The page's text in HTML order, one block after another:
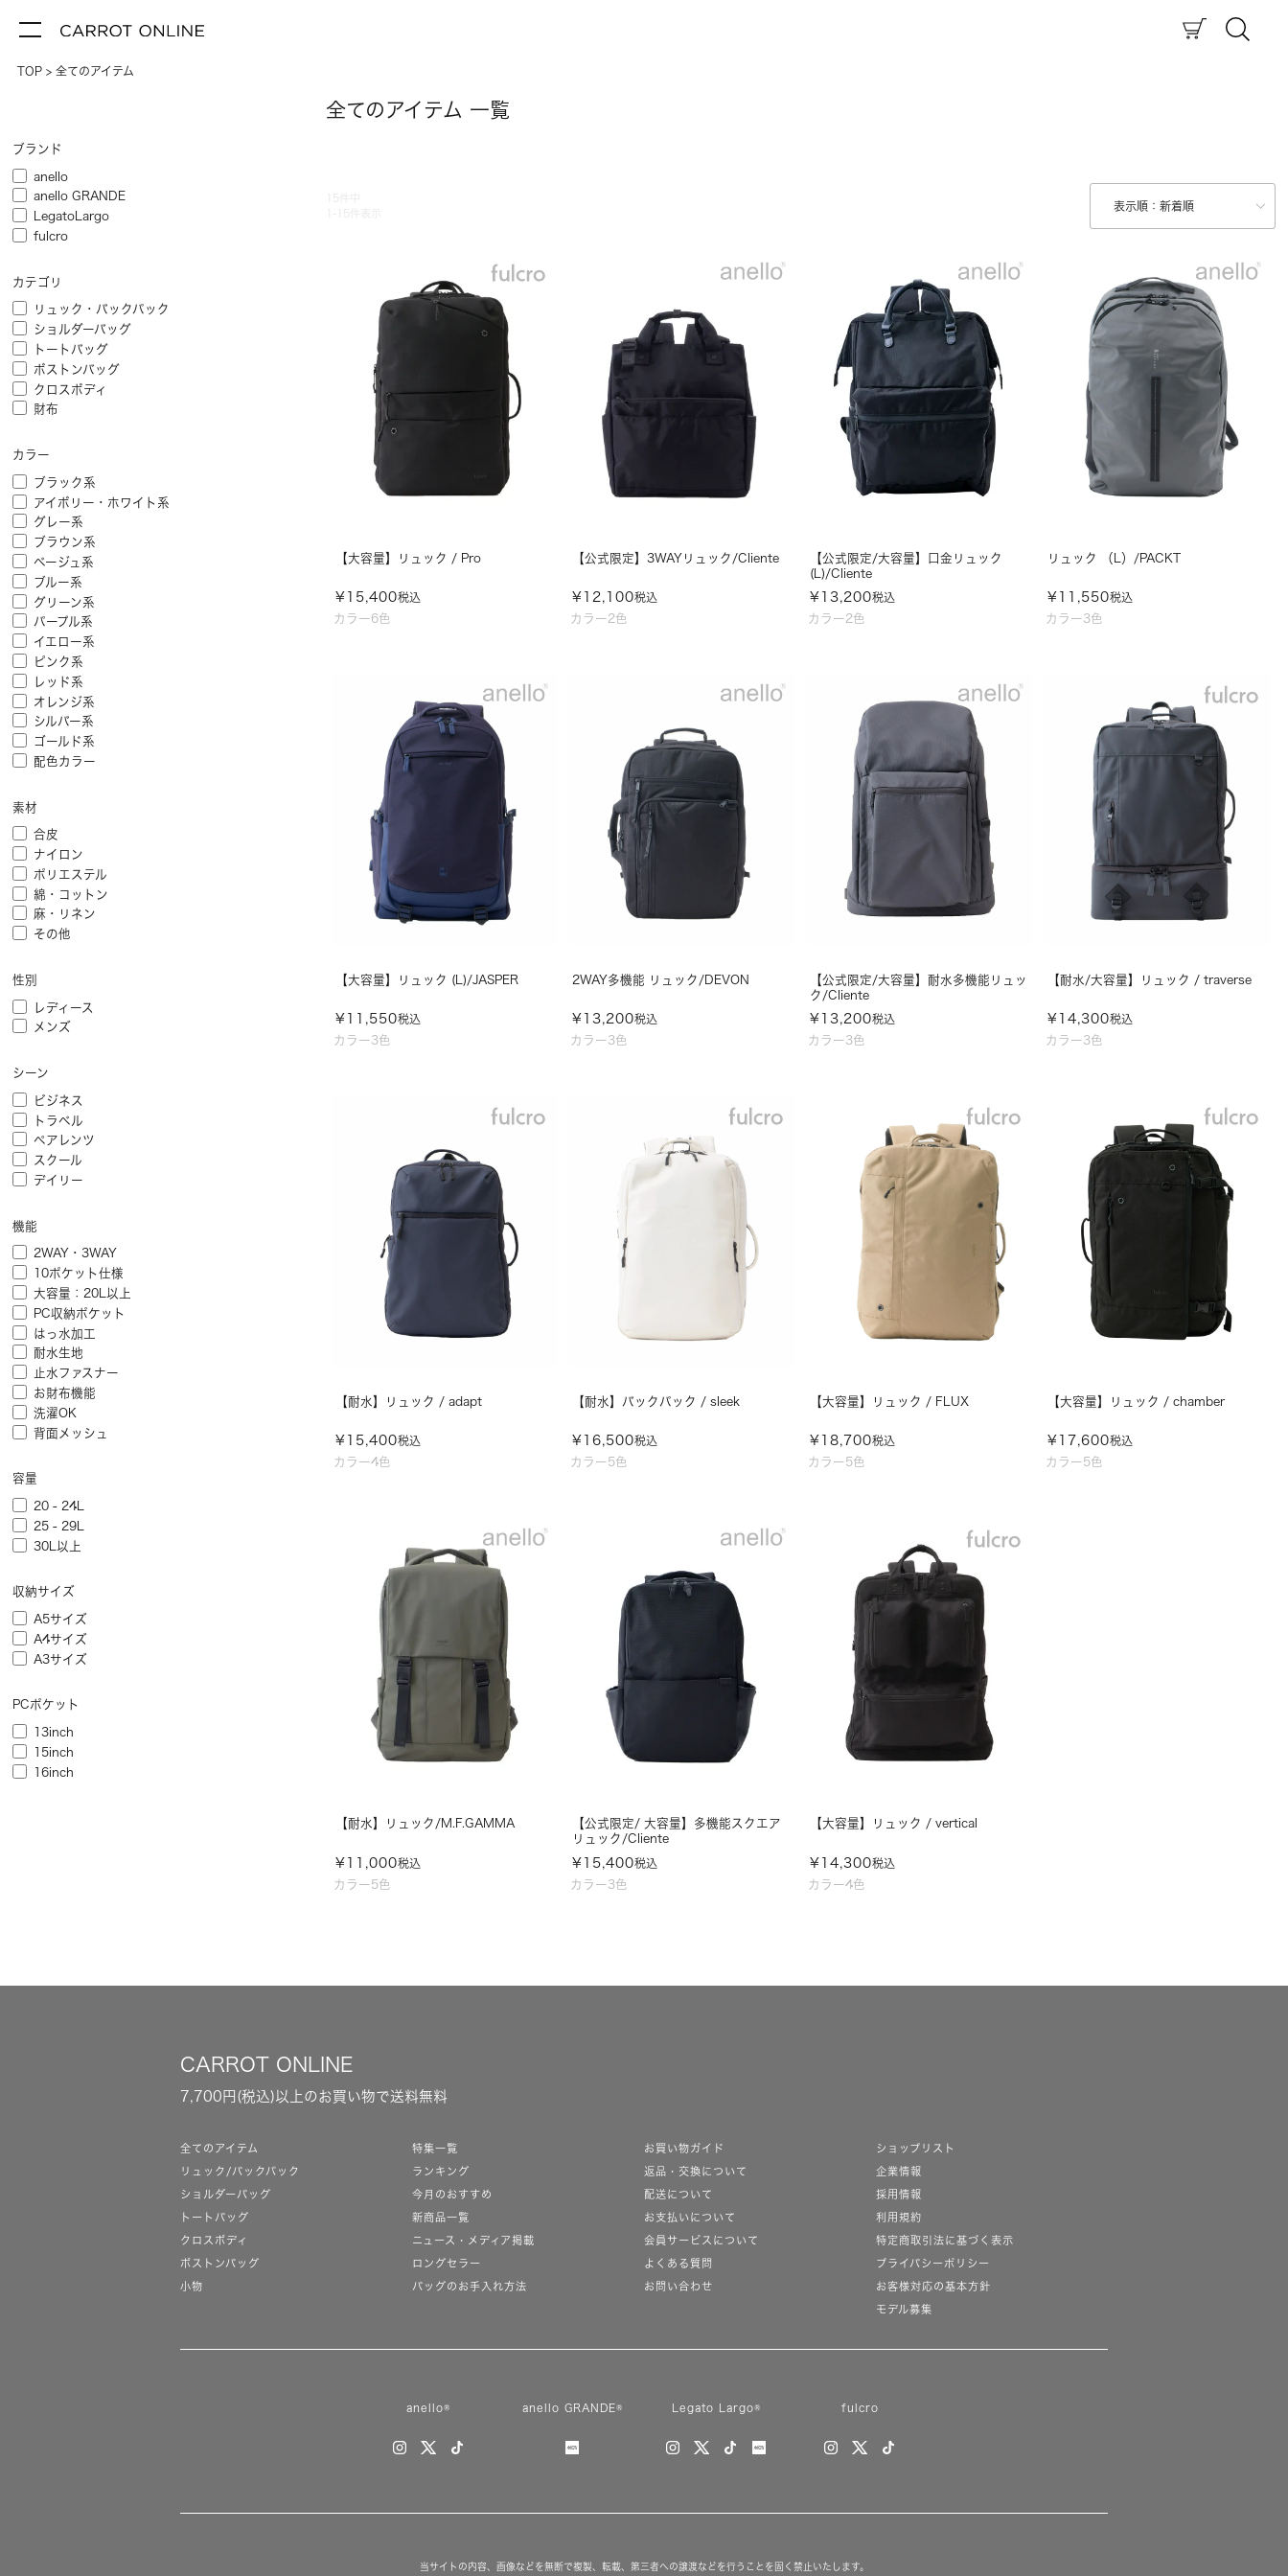
TOP 全てのアイテム
ブランド
anello
anello GRANDE
LegatoLargo
fulcro
カテゴリ
リュック・バックパック
ショルダーバッグ
トートバッグ
ボストンバッグ
クロスボディ
財布
カラー
ブラック系
アイボリー・ホワイト系
グレー系
ブラウン系
ベージュ系
ブルー系
グリーン系
パープル系
イエロー系
ピンク系
レッド系
オレンジ系
シルバー系
ゴールド系
配色カラー
素材
合皮
ナイロン
ポリエステル
綿・コットン
麻・リネン
その他
性別
レディース
メンズ
シーン
ビジネス
トラベル
ペアレンツ
スクール
デイリー
機能
2WAY・3WAY
10ポケット仕様
大容量：20L以上
PC収納ポケット
はっ水加工
耐水生地
止水ファスナー
お財布機能
洗濯OK
背面メッシュ
容量
20 - 24L
25 - 29L
30L以上
収納サイズ
A5サイズ
A4サイズ
A3サイズ
PCポケット
13inch
15inch
16inch
全てのアイテム 一覧
カラー6色
【大容量】リュック / Pro
¥ 15,400税込
カラー2色
【公式限定】3WAYリュック/Cliente
¥ 12,100税込
カラー2色
【公式限定/大容量】口金リュック
(L)/Cliente
¥ 13,200税込
カラー3色
リュック （L）/PACKT
¥ 11,550税込
カラー3色
【大容量】リュック (L)/JASPER
¥ 11,550税込
カラー3色
2WAY多機能 リュック/DEVON
¥ 13,200税込
カラー3色
【公式限定/大容量】耐水多機能リュッ
ク/Cliente
¥ 13,200税込
カラー3色
【耐水/大容量】リュック / traverse
¥ 14,300税込
カラー4色
【耐水】リュック / adapt
¥ 15,400税込
カラー5色
【耐水】バックパック / sleek
¥ 16,500税込
カラー5色
【大容量】リュック / FLUX
¥ 18,700税込
カラー5色
【大容量】リュック / chamber
¥ 17,600税込
カラー5色
【耐水】リュック/M.F.GAMMA
¥ 11,000税込
カラー3色
【公式限定/ 大容量】多機能スクエア
リュック/Cliente
¥ 15,400税込
カラー4色
【大容量】リュック / vertical
¥ 14,300税込
絞り込み
カラー
CARROT ONLINE
7,700円(税込)以上のお買い物で送料無料
全てのアイテム
リュック/バックパック
ショルダーバッグ
トートバッグ
クロスボディ
ボストンバッグ
小物
特集一覧
ランキング
今月のおすすめ
新商品一覧
ニュース・メディア掲載
ロングセラー
バッグのお手入れ方法
お買い物ガイド
返品・交換について
配送について
お支払いについて
会員サービスについて
よくある質問
お問い合わせ
ショップリスト
企業情報
採用情報
利用規約
特定商取引法に基づく表示
プライバシーポリシー
お客様対応の基本方針
モデル募集
anello® anello GRANDE® Legato Largo® fulcro
当サイトの内容、画像などを無断で複製、転載、第三者への譲渡などを行うことを固く禁止いたします。